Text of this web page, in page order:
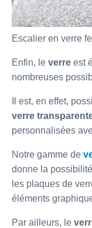
Escalier en verre
Enfin, le verre est
nombreuses
Il est, en effet,
verre
personnalisées
Notre gamme de
donne la
les plaques de
éléments
Par ailleurs, le